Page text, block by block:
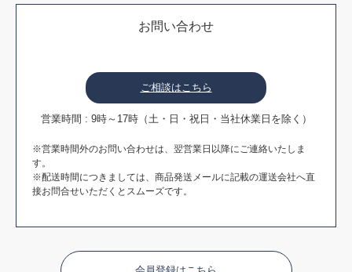
お問い合わせ
ご相談はこちら
営業時間 : 9時～17時（土・日・祝日・当社休業日を除く）
※営業時間外のお問い合わせは、翌営業日以降にご連絡いたしま
す。
※配送時間につきましては、商品発送メールに記載の運送会社へ直
接お問合せいただくとスムーズです。